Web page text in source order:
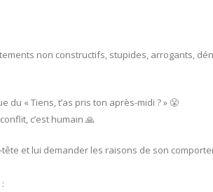
non constructifs, stupides, arrogants,
du « Tiens, t’as pris ton après-midi ? » 😤
c’est humain 🙏
et lui demander les raisons de son